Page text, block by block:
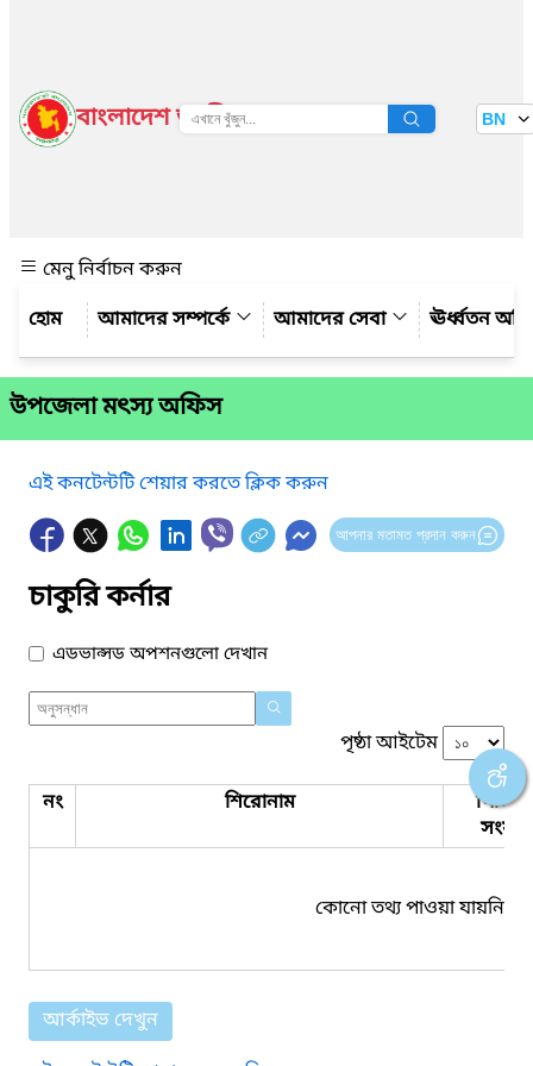
বাংলাদেশ জাতীয় তথ্য বাতায়ন BN
মেনু নির্বাচন করুন
আমাদের সম্পর্কে
আমাদের সেবা ঊর্ধ্বতন
উপজেলা মৎস্য অফিস
এই কনটেন্টটি শেয়ার করতে ক্লিক করুন
আপনার মতামত প্রদান করুন
চাকুরি কর্নার
এডভান্সড অপশনগুলো দেখান
পৃষ্ঠা আইটেম
নং শিরোনাম
কোনো তথ্য পাওয়া যায়নি।
আর্কাইভ দেখুন